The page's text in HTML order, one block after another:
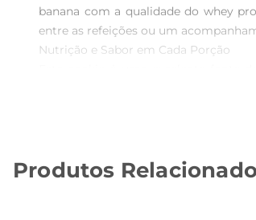
banana com a qualidade do whey
entre as refeições ou um
Nutrição e Sabor em Cada Porção
tornandose uma escolha segura
nutritivo. Também é uma ótima
Produtos